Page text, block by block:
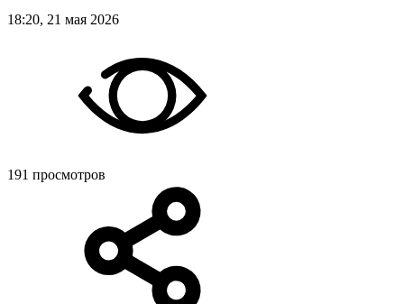
18:20, 21 мая 2026
191 просмотров